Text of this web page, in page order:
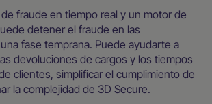
fraude en tiempo real y un motor de
detener el fraude en las
fase temprana. Puede ayudarte a
devoluciones de cargos y los tiempos
clientes, simplificar el cumplimiento de
la complejidad de 3D Secure.